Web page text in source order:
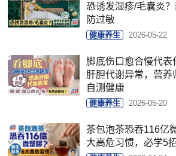
恐诱发湿疹/毛囊炎
防过敏
健康养生 2026-05-22
脚底伤口愈合慢代表
肝胆代谢异常，营
自测健康
健康养生 2026-05-20
茶包泡茶恐吞116亿
大高危习惯，必学5